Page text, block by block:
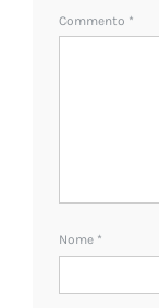
Commento *
Nome *